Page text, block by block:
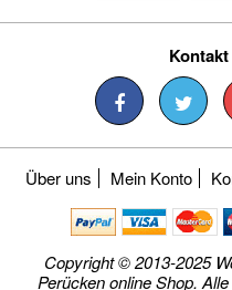
Über uns Mein Konto
Copyright © 2013-2025
Perücken online Shop.